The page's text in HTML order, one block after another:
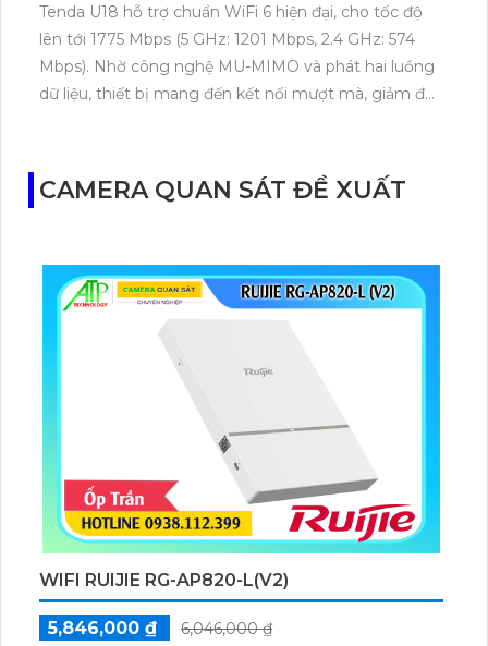
Tenda U18 hỗ trợ chuẩn WiFi 6 hiện đại, cho tốc độ
lên tới 1775 Mbps (5 GHz: 1201 Mbps, 2.4 GHz: 574
Mbps). Nhờ công nghệ MU-MIMO và phát hai luồng
dữ liệu, thiết bị mang đến kết nối mượt mà, giảm độ
CAMERA QUAN SÁT ĐỀ XUẤT
WIFI RUIJIE RG-AP820-L(V2)
5,846,000 ₫
6,046,000 ₫